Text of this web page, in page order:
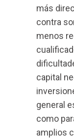
más
contra
menos
capital
general
como
amplios